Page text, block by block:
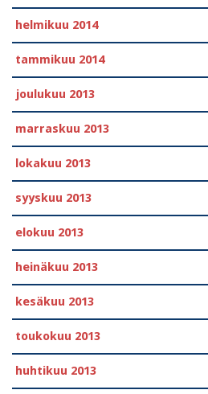
helmikuu 2014
tammikuu 2014
joulukuu 2013
marraskuu 2013
lokakuu 2013
syyskuu 2013
elokuu 2013
heinäkuu 2013
kesäkuu 2013
toukokuu 2013
huhtikuu 2013